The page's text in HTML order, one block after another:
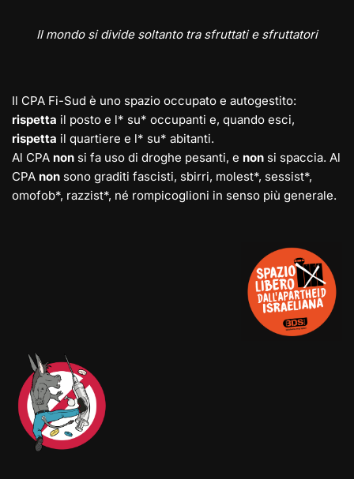
Il mondo si divide soltanto tra sfruttati e sfruttatori
Il CPA Fi-Sud è uno spazio occupato e autogestito:
rispetta il posto e l* su* occupanti e, quando esci,
rispetta il quartiere e l* su* abitanti.
Al CPA non si fa uso di droghe pesanti, e non si spaccia. Al
CPA non sono graditi fascisti, sbirri, molest*, sessist*,
omofob*, razzist*, né rompicoglioni in senso più generale.